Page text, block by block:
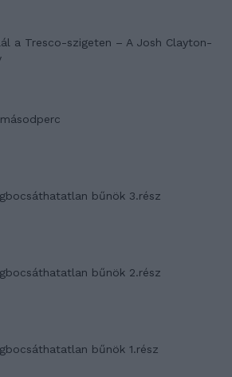
a Tresco-szigeten – A Josh Clayton-
bűnök 3.rész
bűnök 2.rész
bűnök 1.rész